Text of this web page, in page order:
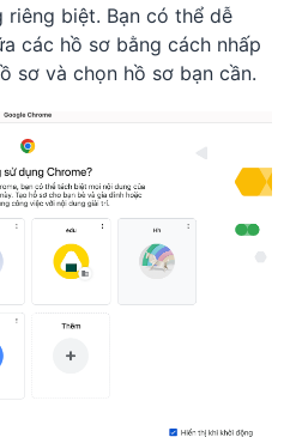
riêng biệt. Bạn có thể dễ
các hồ sơ bằng cách nhấp
sơ và chọn hồ sơ bạn cần.